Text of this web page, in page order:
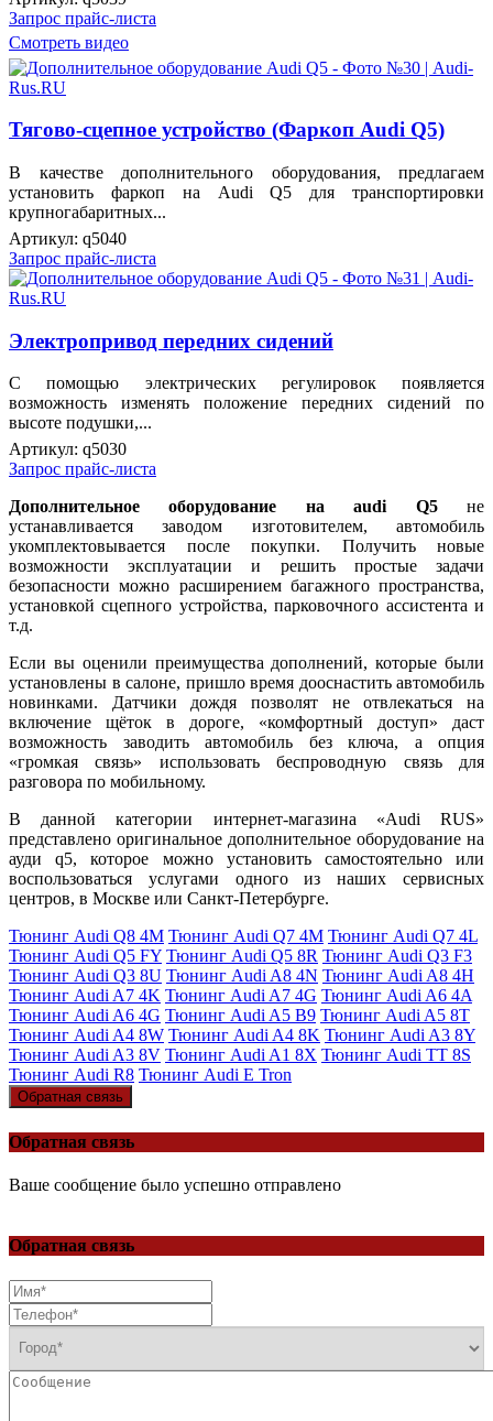
Запрос прайс-листа
Смотреть видео
Тягово-сцепное устройство (Фаркоп Audi Q5)
В качестве дополнительного оборудования, предлагаем
установить фаркоп на Audi Q5 для транспортировки
крупногабаритных...
Артикул: q5040
Запрос прайс-листа
Электропривод передних сидений
С помощью электрических регулировок появляется
возможность изменять положение передних сидений по
высоте подушки,...
Артикул: q5030
Запрос прайс-листа
Дополнительное оборудование на audi Q5не
устанавливается заводом изготовителем, автомобиль
укомплектовывается после покупки. Получить новые
возможности эксплуатации и решить простые задачи
безопасности можно расширением багажного пространства,
установкой сцепного устройства, парковочного ассистента и
т.д.
Если вы оценили преимущества дополнений, которые были
установлены в салоне, пришло время дооснастить автомобиль
новинками. Датчики дождя позволят не отвлекаться на
включение щёток в дороге, «комфортный доступ» даст
возможность заводить автомобиль без ключа, а опция
«громкая связь» использовать беспроводную связь для
разговора по мобильному.
В данной категории интернет-магазина «Audi RUS»
представлено оригинальное дополнительное оборудование на
ауди q5, которое можно установить самостоятельно или
воспользоваться услугами одного из наших сервисных
центров, в Москве или Санкт-Петербурге.
Тюнинг Audi Q8 4M Тюнинг Audi Q7 4M Тюнинг Audi Q7 4L
Тюнинг Audi Q5 FY Тюнинг Audi Q5 8R Тюнинг Audi Q3 F3
Тюнинг Audi Q3 8U Тюнинг Audi A8 4N Тюнинг Audi A8 4H
Тюнинг Audi A7 4K Тюнинг Audi A7 4G Тюнинг Audi A6 4A
Тюнинг Audi A6 4G Тюнинг Audi A5 B9 Тюнинг Audi A5 8T
Тюнинг Audi A4 8W Тюнинг Audi A4 8K Тюнинг Audi A3 8Y
Тюнинг Audi A3 8V Тюнинг Audi A1 8X Тюнинг Audi TT 8S
Тюнинг Audi R8 Тюнинг Audi E Tron
Обратная связь
Обратная связь
Ваше сообщение было успешно отправлено
Обратная связь